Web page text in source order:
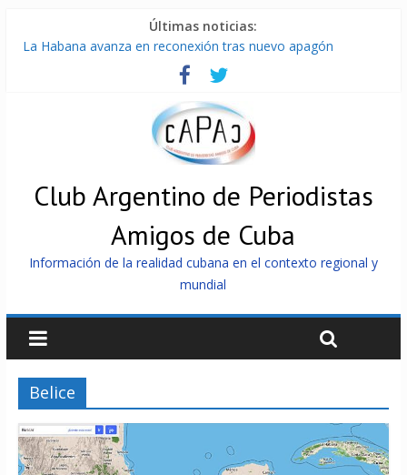
Últimas noticias:
La Habana avanza en reconexión tras nuevo apagón
Brutal represión contra los que marchan para que no se
Distribuyen en Cuba Equipos fotovoltaicos recibidos desde
Milei firmó memorándum con EE.UU sin informarlo
China presenta robots que pueden razonar, moverse y asistir
a personas
Club Argentino de Periodistas
Amigos de Cuba
Información de la realidad cubana en el contexto regional y
mundial
Belice